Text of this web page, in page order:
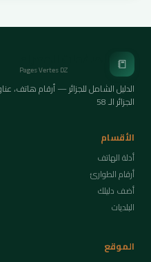
📒
Pages Vertes DZ
الدليل الشامل للجزائر — أرقام هاتف،
الجزائر الـ 58
الأقسام
أدلة الهاتف
أرقام الطوارئ
أضف دليلك
البلديات
الموقع